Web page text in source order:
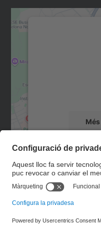
powered by
© UPCEscola Tècnica